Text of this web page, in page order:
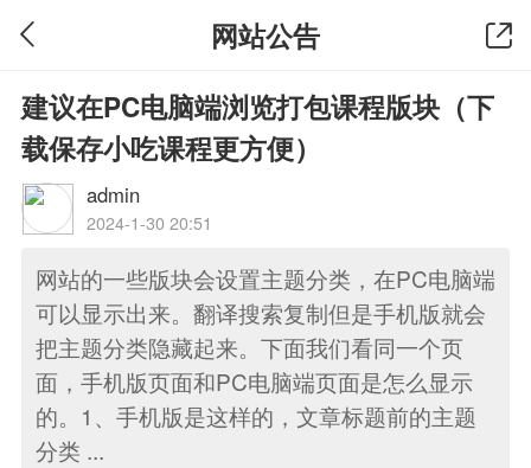
网站公告
建议在PC电脑端浏览打包课程版块（下
载保存小吃课程更方便）
admin
2024-1-30 20:51
网站的一些版块会设置主题分类，在PC电脑端
可以显示出来。翻译搜索复制但是手机版就会
把主题分类隐藏起来。下面我们看同一个页
面，手机版页面和PC电脑端页面是怎么显示
的。1、手机版是这样的，文章标题前的主题
分类 ...